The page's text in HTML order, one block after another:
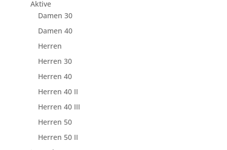
Aktive
Damen 30
Damen 40
Herren
Herren 30
Herren 40
Herren 40 II
Herren 40 III
Herren 50
Herren 50 II